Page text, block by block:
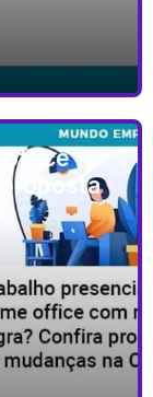
office